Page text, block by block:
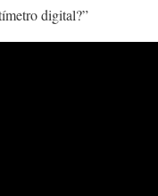
digital?”